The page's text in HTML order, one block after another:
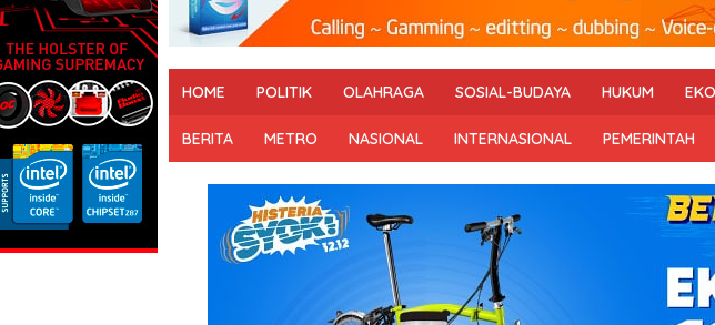
HOME POLITIK OLAHRAGA SOSIAL-BUDAYA HUKUM
BERITA METRO NASIONAL INTERNASIONAL PEMERINTAH